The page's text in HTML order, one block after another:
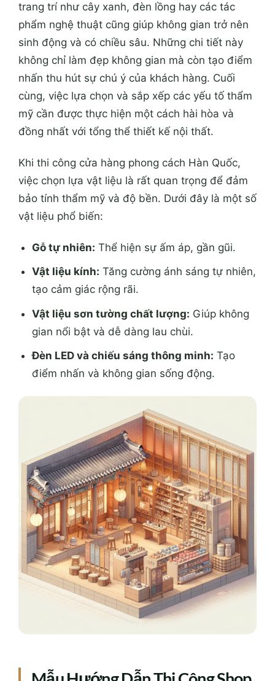
trang trí như cây xanh, đèn lồng hay các tác
phẩm nghệ thuật cũng giúp không gian trở nên
sinh động và có chiều sâu. Những chi tiết này
không chỉ làm đẹp không gian mà còn tạo điểm
nhấn thu hút sự chú ý của khách hàng. Cuối
cùng, việc lựa chọn và sắp xếp các yếu tố thẩm
mỹ cần được thực hiện một cách hài hòa và
đồng nhất với tổng thể thiết kế nội thất.
Khi thi công cửa hàng phong cách Hàn Quốc,
việc chọn lựa vật liệu là rất quan trọng để đảm
bảo tính thẩm mỹ và độ bền. Dưới đây là một số
vật liệu phổ biến:
Gỗ tự nhiên: Thể hiện sự ấm áp, gần gũi.
Vật liệu kính: Tăng cường ánh sáng tự nhiên,
tạo cảm giác rộng rãi.
Vật liệu sơn tường chất lượng: Giúp không
gian nổi bật và dễ dàng lau chùi.
Đèn LED và chiếu sáng thông minh: Tạo
điểm nhấn và không gian sống động.